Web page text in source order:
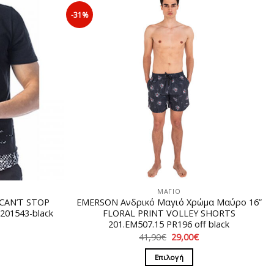
STOP
black
-31%
ΜΑΓΙΟ
EMERSON Ανδρικό Μαγιό Χρώμα Μαύρο 16”
FLORAL PRINT VOLLEY SHORTS
201.EM507.15 PR196 off black
41,90€ Original
price
was:
41,90€.
29,00€Η
Επιλογή